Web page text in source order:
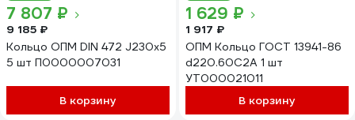
7 807 ₽
9 185 ₽
Кольцо ОПМ DIN 472 J230x5
5 шт П0000007031
В корзину
1 629 ₽
1 917 ₽
ОПМ Кольцо ГОСТ 13941-86
d220.60С2А 1 шт
УТ000021011
В корзину